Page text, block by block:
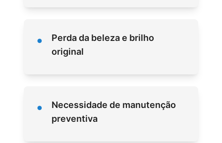
•
Perda da beleza e brilho
original
•
Necessidade de manutenção
preventiva